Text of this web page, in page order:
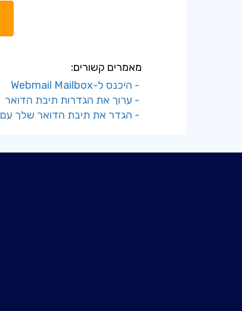
מאמרים קשורים:
- היכנס ל-Webmail Mailbox
- ערוך את הגדרות תיבת הדואר
- הגדר את תיבת הדואר שלך עם Outlook 2016